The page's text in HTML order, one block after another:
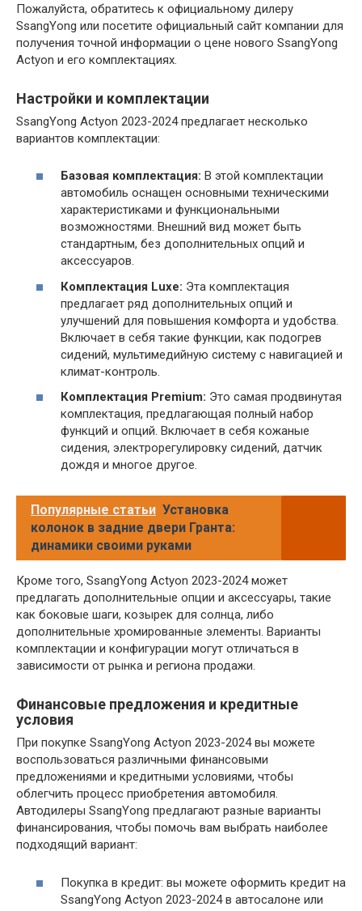
Пожалуйста, обратитесь к официальному дилеру
SsangYong или посетите официальный сайт компании для
получения точной информации о цене нового SsangYong
Actyon и его комплектациях.
Настройки и комплектации
SsangYong Actyon 2023-2024 предлагает несколько
вариантов комплектации:
Базовая комплектация: В этой комплектации
автомобиль оснащен основными техническими
характеристиками и функциональными
возможностями. Внешний вид может быть
стандартным, без дополнительных опций и
аксессуаров.
Комплектация Luxe: Эта комплектация
предлагает ряд дополнительных опций и
улучшений для повышения комфорта и удобства.
Включает в себя такие функции, как подогрев
сидений, мультимедийную систему с навигацией и
климат-контроль.
Комплектация Premium: Это самая продвинутая
комплектация, предлагающая полный набор
функций и опций. Включает в себя кожаные
сидения, электрорегулировку сидений, датчик
дождя и многое другое.
Популярные статьи Установка
колонок в задние двери Гранта:
динамики своими руками
Кроме того, SsangYong Actyon 2023-2024 может
предлагать дополнительные опции и аксессуары, такие
как боковые шаги, козырек для солнца, либо
дополнительные хромированные элементы. Варианты
комплектации и конфигурации могут отличаться в
зависимости от рынка и региона продажи.
Финансовые предложения и кредитные
условия
При покупке SsangYong Actyon 2023-2024 вы можете
воспользоваться различными финансовыми
предложениями и кредитными условиями, чтобы
облегчить процесс приобретения автомобиля.
Автодилеры SsangYong предлагают разные варианты
финансирования, чтобы помочь вам выбрать наиболее
подходящий вариант:
Покупка в кредит: вы можете оформить кредит на
SsangYong Actyon 2023-2024 в автосалоне или